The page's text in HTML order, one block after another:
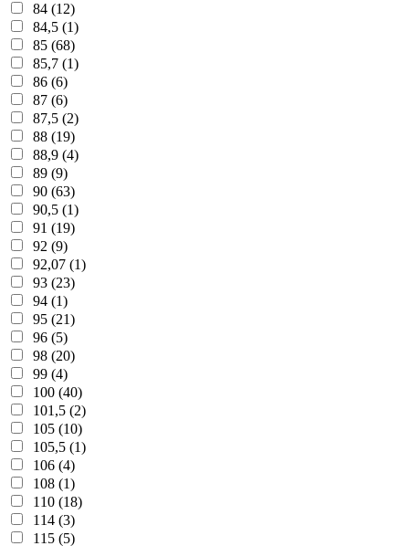
84 (12)
84,5 (1)
85 (68)
85,7 (1)
86 (6)
87 (6)
87,5 (2)
88 (19)
88,9 (4)
89 (9)
90 (63)
90,5 (1)
91 (19)
92 (9)
92,07 (1)
93 (23)
94 (1)
95 (21)
96 (5)
98 (20)
99 (4)
100 (40)
101,5 (2)
105 (10)
105,5 (1)
106 (4)
108 (1)
110 (18)
114 (3)
115 (5)